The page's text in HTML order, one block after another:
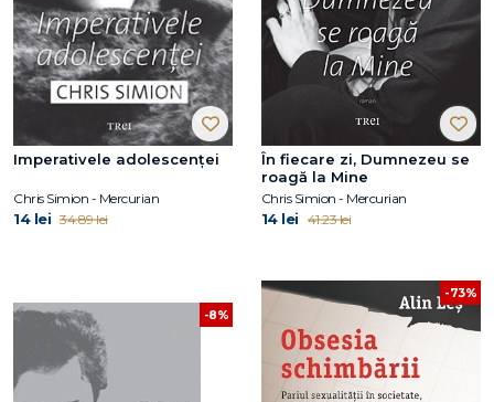
Imperativele adolescenței
Chris Simion - Mercurian
14 lei 34.89 lei
În fiecare zi, Dumnezeu se
roagă la Mine
Chris Simion - Mercurian
14 lei 41.23 lei
-8%
-73%